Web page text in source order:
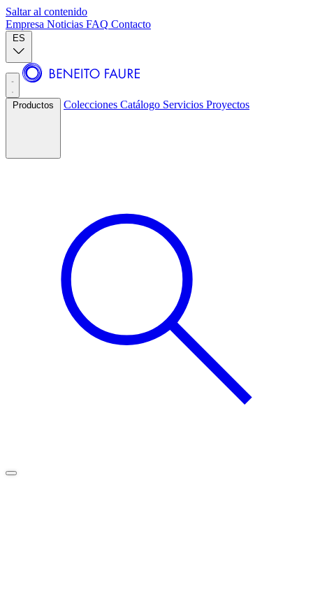
Saltar al contenido
Empresa Noticias FAQ Contacto
ES
Productos Colecciones Catálogo Servicios Proyectos